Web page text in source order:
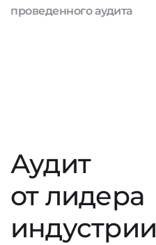
проведенного аудита
Аудит
от лидера
индустрии